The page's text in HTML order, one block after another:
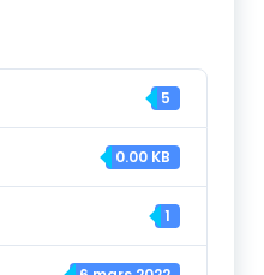
5
0.00 KB
1